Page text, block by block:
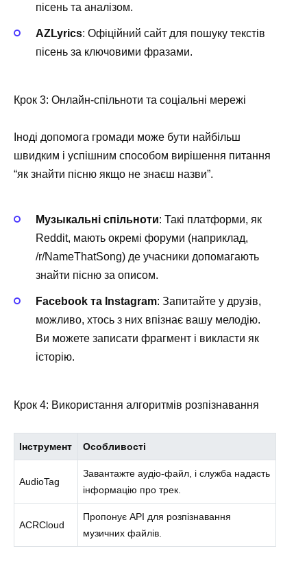
пісень та аналізом.
AZLyrics: Офіційний сайт для пошуку текстів
пісень за ключовими фразами.
Крок 3: Онлайн-спільноти та соціальні мережі
Іноді допомога громади може бути найбільш
швидким і успішним способом вирішення питання
“як знайти пісню якщо не знаєш назви”.
Музыкальні спільноти: Такі платформи, як
Reddit, мають окремі форуми (наприклад,
/r/NameThatSong) де учасники допомагають
знайти пісню за описом.
Facebook та Instagram: Запитайте у друзів,
можливо, хтось з них впізнає вашу мелодію.
Ви можете записати фрагмент і викласти як
історію.
Крок 4: Використання алгоритмів розпізнавання
Інструмент Особливості
AudioTag
Завантажте аудіо-файл, і служба надасть
інформацію про трек.
ACRCloud
Пропонує API для розпізнавання
музичних файлів.